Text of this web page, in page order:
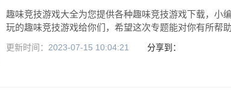
趣味竞技游戏大全为您提供各种趣味竞技游戏下载，小
玩的趣味竞技游戏给你们，希望这次专题能对你有所帮助
更新时间： 2023-07-15 10:04:21 分享到：